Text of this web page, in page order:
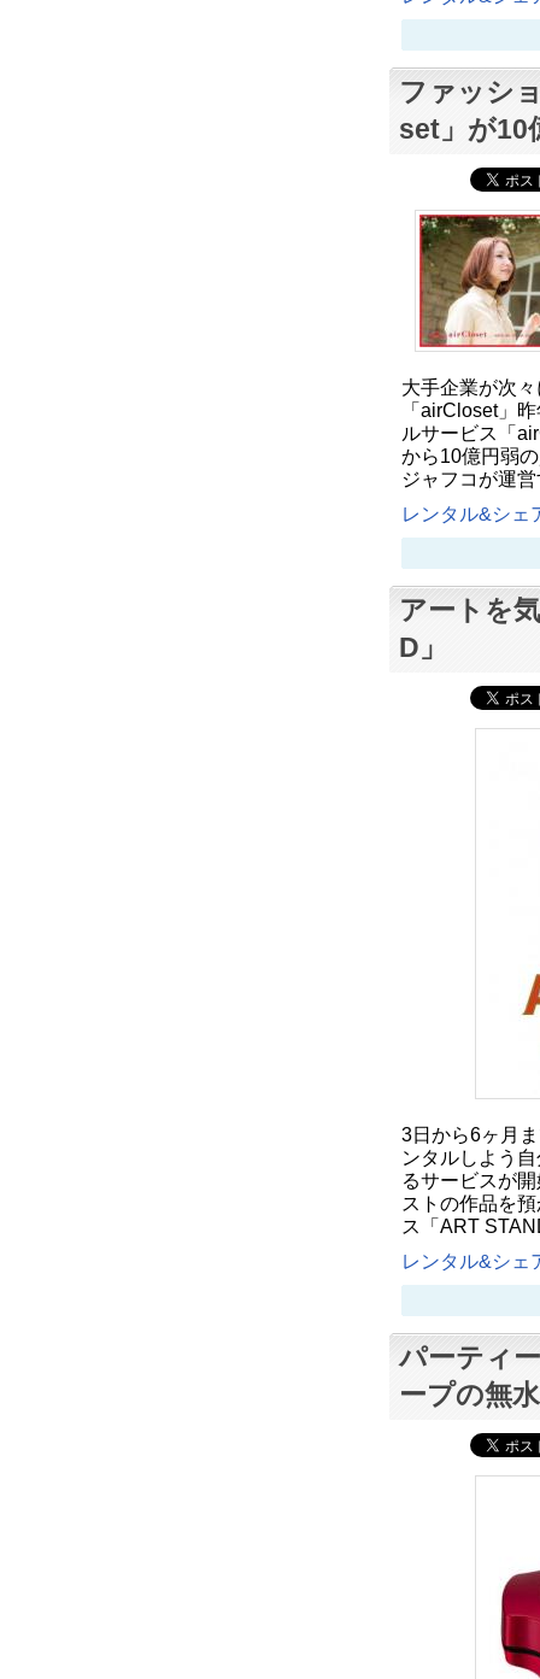
ファッシ
set」が10
大手企業が次
「airCloset」
ルサービス「
から10億円弱
ジャフコが運
レンタル&シェ
アートを
D」
3日から6ヶ月
ンタルしよう
るサービスが
ストの作品を
ス「ART
レンタル&シェ
パーティ
ープの無